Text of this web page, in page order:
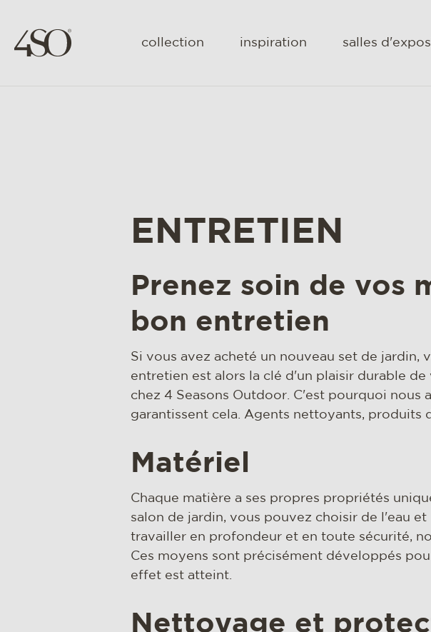
collection inspiration salles
ENTRETIEN
Prenez soin de vos
bon entretien
Si vous avez acheté un nouveau set de jardin,
entretien est alors la clé d'un plaisir durable
chez 4 Seasons Outdoor. C'est pourquoi
garantissent cela. Agents nettoyants, produits
Matériel
Chaque matière a ses propres propriétés
salon de jardin, vous pouvez choisir de l'eau
travailler en profondeur et en toute sécurité,
Ces moyens sont précisément développés
effet est atteint.
Nettoyage et